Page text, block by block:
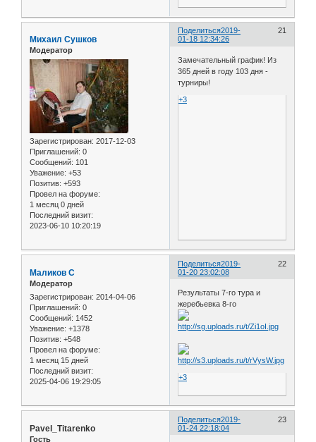
Поделиться 21
2019-
01-18 12:34:26
Михаил Сушков
Модератор
Зарегистрирован: 2017-12-03
Приглашений: 0
Сообщений: 101
Уважение: +53
Позитив: +593
Провел на форуме:
1 месяц 0 дней
Последний визит:
2023-06-10 10:20:19
Замечательный график! Из
365 дней в году 103 дня -
турниры!
+3
Поделиться 22
2019-
01-20 23:02:08
Маликов С
Модератор
Зарегистрирован: 2014-04-06
Приглашений: 0
Сообщений: 1452
Уважение: +1378
Позитив: +548
Провел на форуме:
1 месяц 15 дней
Последний визит:
2025-04-06 19:29:05
Результаты 7-го тура и
жеребьевка 8-го
+3
Поделиться 23
2019-
01-24 22:18:04
Pavel_Titarenko
Гость